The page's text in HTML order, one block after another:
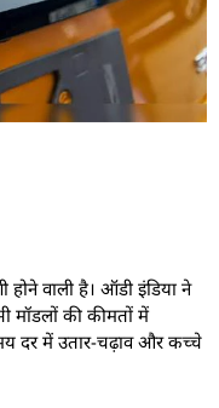
होने वाली है। ऑडी इंडिया ने
की कीमतों में
दर में उतार-चढ़ाव और कच्चे